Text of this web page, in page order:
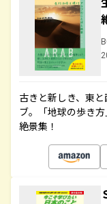
古きと新しき、東
ブ。「地球の歩き
絶景集！